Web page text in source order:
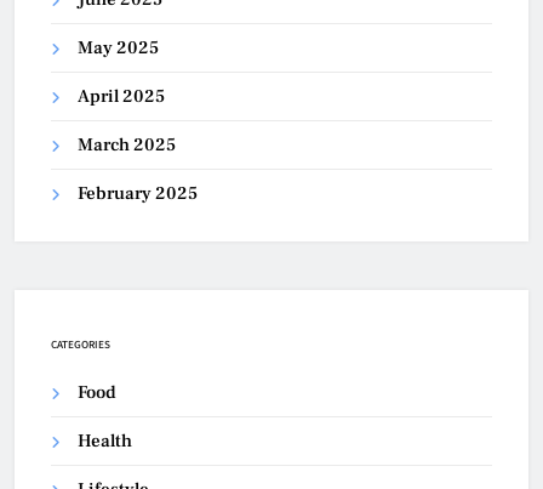
May 2025
April 2025
March 2025
February 2025
CATEGORIES
Food
Health